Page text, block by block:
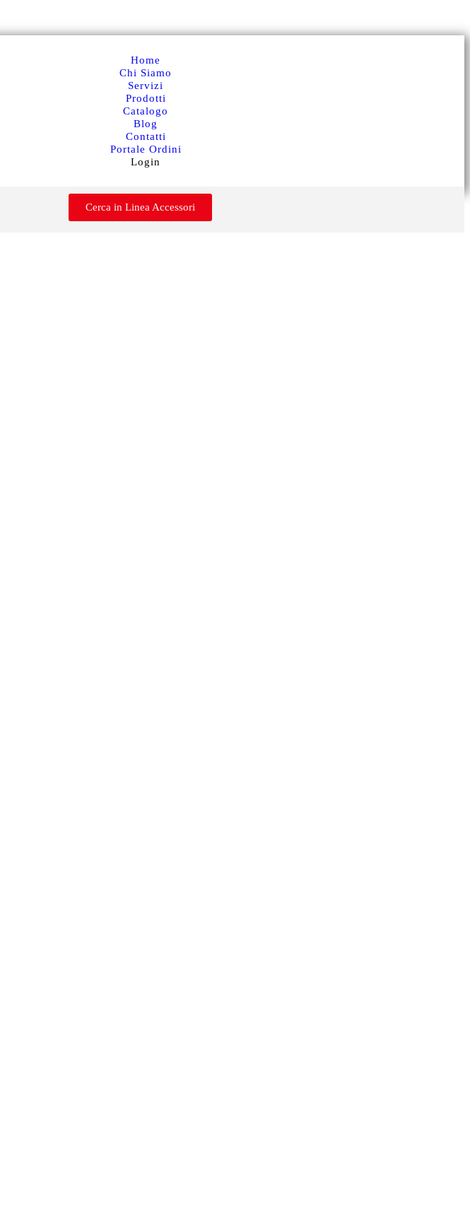
Home
Chi Siamo
Servizi
Prodotti
Catalogo
Blog
Contatti
Portale Ordini
Login
Cerca in Linea Accessori